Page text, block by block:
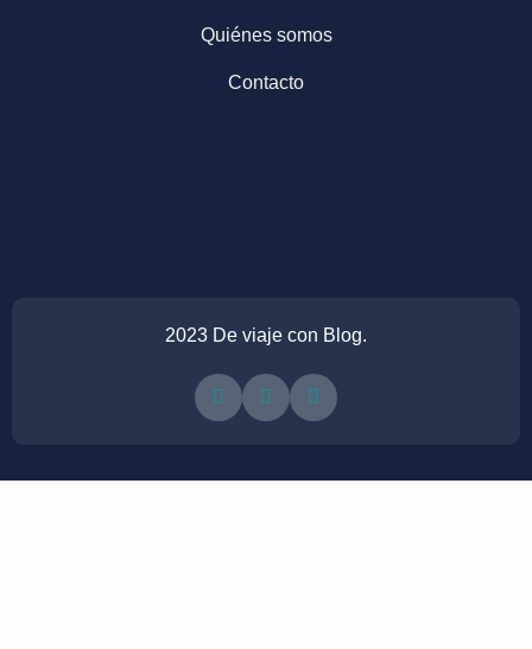
Quiénes somos
Contacto
2023 De viaje con Blog.